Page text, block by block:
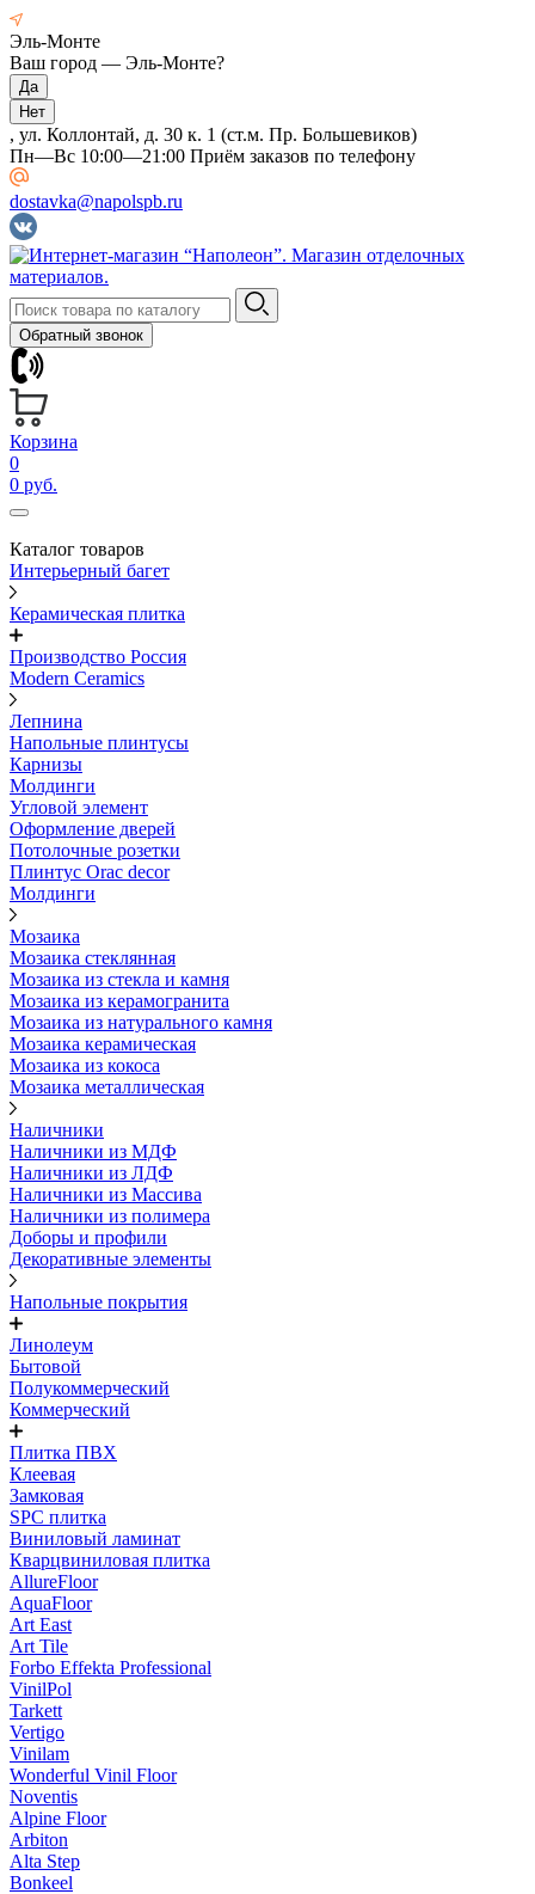
Эль-Монте
Ваш город — Эль-Монте?
, ул. Коллонтай, д. 30 к. 1 (ст.м. Пр. Большевиков)
Пн—Вс 10:00—21:00 Приём заказов по телефону
dostavka@napolspb.ru
Обратный звонок
Корзина
0
0 руб.
Каталог товаров
Интерьерный багет
Керамическая плитка
Производство Россия
Modern Ceramics
Лепнина
Напольные плинтусы
Карнизы
Молдинги
Угловой элемент
Оформление дверей
Потолочные розетки
Плинтус Orac decor
Молдинги
Мозаика
Мозаика стеклянная
Мозаика из стекла и камня
Мозаика из керамогранита
Мозаика из натурального камня
Мозаика керамическая
Мозаика из кокоса
Мозаика металлическая
Наличники
Наличники из МДФ
Наличники из ЛДФ
Наличники из Массива
Наличники из полимера
Доборы и профили
Декоративные элементы
Напольные покрытия
Линолеум
Бытовой
Полукоммерческий
Коммерческий
Плитка ПВХ
Клеевая
Замковая
SPC плитка
Виниловый ламинат
Кварцвиниловая плитка
AllureFloor
AquaFloor
Art East
Art Tile
Forbo Effekta Professional
VinilPol
Tarkett
Vertigo
Vinilam
Wonderful Vinil Floor
Noventis
Alpine Floor
Arbiton
Alta Step
Bonkeel